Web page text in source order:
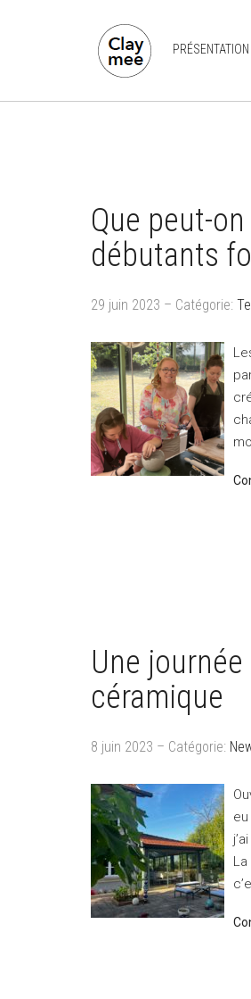
PRÉSENTATION
Que peut-
débutants
29 juin 2023 – Catégorie:
Une
céramique
8 juin 2023 – Catégorie: